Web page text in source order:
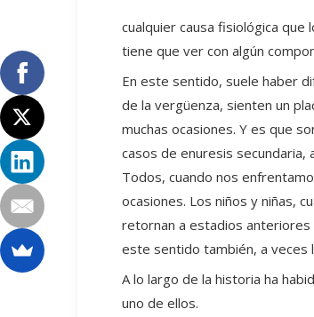
cualquier causa fisiológica
tiene que ver con algún
En este sentido, suele haber
de la vergüenza, sienten un
muchas ocasiones. Y es que
casos de enuresis secundaria,
Todos, cuando nos
ocasiones. Los niños y niñas,
retornan a estadios anteriores
este sentido también, a veces
A lo largo de la historia ha
uno de ellos.